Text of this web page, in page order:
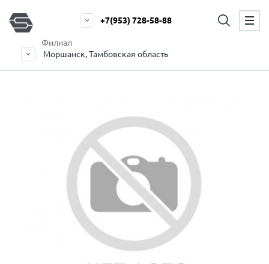
Филиал
Моршанск, Тамбовская область
+7(953) 728-58-88